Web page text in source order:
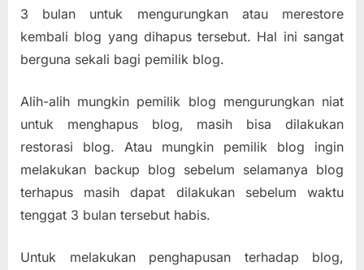
3 bulan untuk mengurungkan atau merestore
kembali blog yang dihapus tersebut. Hal ini sangat
berguna sekali bagi pemilik blog.
Alih-alih mungkin pemilik blog mengurungkan niat
untuk menghapus blog, masih bisa dilakukan
restorasi blog. Atau mungkin pemilik blog ingin
melakukan backup blog sebelum selamanya blog
terhapus masih dapat dilakukan sebelum waktu
tenggat 3 bulan tersebut habis.
Untuk melakukan penghapusan terhadap blog,